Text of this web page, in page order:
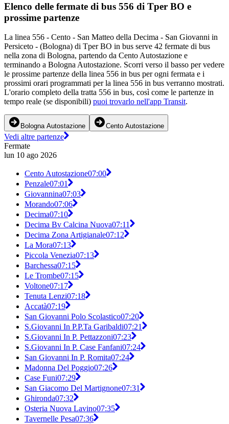
Elenco delle fermate di bus 556 di Tper BO e
prossime partenze
La linea 556 - Cento - San Matteo della Decima - San Giovanni in
Persiceto - (Bologna) di Tper BO in bus serve 42 fermate di bus
nella zona di Bologna, partendo da Cento Autostazione e
terminando a Bologna Autostazione. Scorri verso il basso per vedere
le prossime partenze della linea 556 in bus per ogni fermata e i
prossimi orari programmati per la linea 556 in bus verranno mostrati.
L'orario completo della tratta 556 in bus, così come le partenze in
tempo reale (se disponibili) puoi trovarlo nell'app Transit.
Bologna Autostazione Cento Autostazione
Vedi altre partenze
Fermate
lun 10 ago 2026
Cento Autostazione07:00
Penzale07:01
Giovannina07:03
Morando07:06
Decima07:10
Decima Bv Calcina Nuova07:11
Decima Zona Artigianale07:12
La Mora07:13
Piccola Venezia07:13
Barchessa07:15
Le Trombe07:15
Voltone07:17
Tenuta Lenzi07:18
Accatà07:19
San Giovanni Polo Scolastico07:20
S.Giovanni In P.P.Ta Garibaldi07:21
S.Giovanni In P. Pettazzoni07:23
S.Giovanni In P. Case Fanfani07:24
San Giovanni In P. Romita07:24
Madonna Del Poggio07:26
Case Funi07:29
San Giacomo Del Martignone07:31
Ghironda07:32
Osteria Nuova Lavino07:35
Tavernelle Pesa07:36